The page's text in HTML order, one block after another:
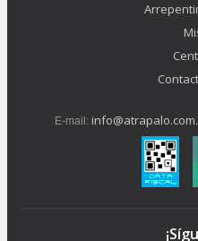
E-mail: